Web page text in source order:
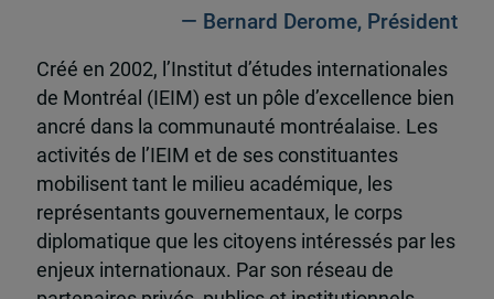
— Bernard Derome, Président
Créé en 2002, l’Institut d’études internationales
de Montréal (IEIM) est un pôle d’excellence bien
ancré dans la communauté montréalaise. Les
activités de l’IEIM et de ses constituantes
mobilisent tant le milieu académique, les
représentants gouvernementaux, le corps
diplomatique que les citoyens intéressés par les
enjeux internationaux. Par son réseau de